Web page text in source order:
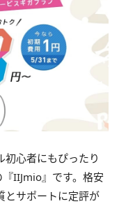
初心者にもぴったり
IIJmio』です。格安
とサポートに定評が